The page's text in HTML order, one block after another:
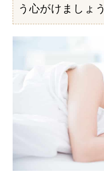
う心がけましょう